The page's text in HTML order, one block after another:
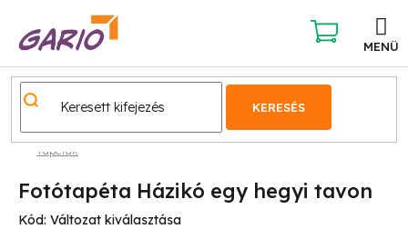
KERESÉS
KOSÁR
Tapéták
Fotótapéta Házikó egy hegyi tavon
Kód: Változat kiválasztása